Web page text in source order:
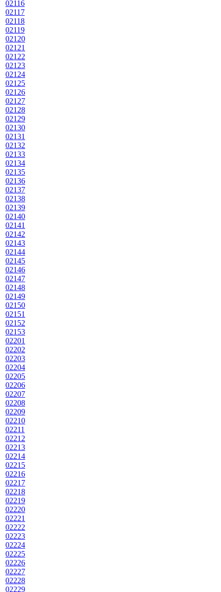
02116
02117
02118
02119
02120
02121
02122
02123
02124
02125
02126
02127
02128
02129
02130
02131
02132
02133
02134
02135
02136
02137
02138
02139
02140
02141
02142
02143
02144
02145
02146
02147
02148
02149
02150
02151
02152
02153
02201
02202
02203
02204
02205
02206
02207
02208
02209
02210
02211
02212
02213
02214
02215
02216
02217
02218
02219
02220
02221
02222
02223
02224
02225
02226
02227
02228
02229